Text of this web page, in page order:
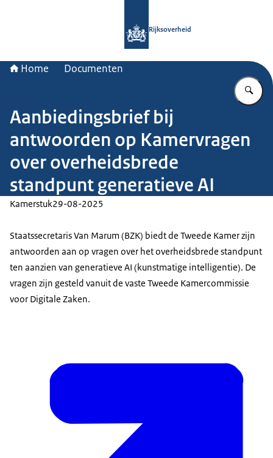
Rijksoverheid
Home Documenten
Aanbiedingsbrief bij
antwoorden op Kamervragen
over overheidsbrede
standpunt generatieve AI
Kamerstuk29-08-2025
Staatssecretaris Van Marum (BZK) biedt de Tweede Kamer zijn
antwoorden aan op vragen over het overheidsbrede standpunt
ten aanzien van generatieve AI (kunstmatige intelligentie). De
vragen zijn gesteld vanuit de vaste Tweede Kamercommissie
voor Digitale Zaken.